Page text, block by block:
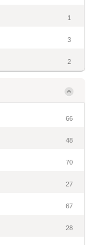
1
3
2
66
48
70
27
67
28